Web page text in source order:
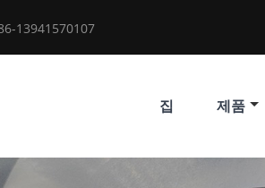
13941570107
집 제품